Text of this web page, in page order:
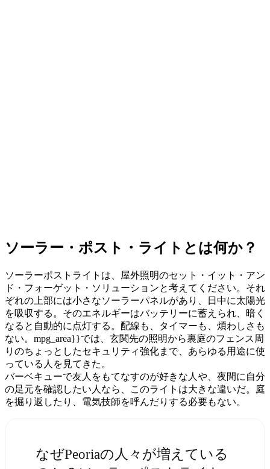
ソーラー・ポスト・ライトとは何か？
ソーラーポストライトは、屋外照明のセット・イット・アン
ド・フォーゲット・ソリューションと考えてください。それ
ぞれの上部には小さなソーラーパネルがあり、日中に太陽光
を吸収する。そのエネルギーはバッテリーに蓄えられ、暗く
なると自動的に点灯する。配線も、タイマーも、煩わしさも
ない。mpg_area}}では、玄関先の照明から裏庭のフェンス周
りのちょっとしたセキュリティ強化まで、あらゆる用途に使
っている人を見てきた。
バーベキューで友人をもてなすのが好きな人や、夜間に自分
の足元を確認したい人なら、このライトは大きな違いだ。庭
を掘り返したり、電気技師を呼んだりする必要もない。
なぜPeoriaの人々が増えている